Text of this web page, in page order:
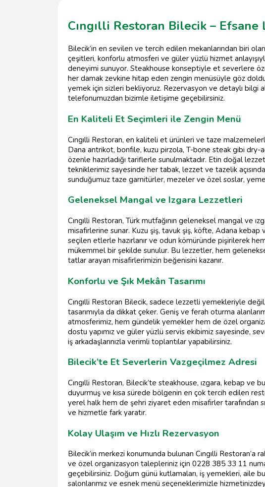
Cıngılli Restoran Bilecik – Efsane
Bilecik’in en sevilen ve tercih edilen mekanlarından biri
çeşitleri, konforlu atmosferi ve güler yüzlü hizmet
deneyimi sunuyor. Steakhouse konseptiyle et severlere
her damak zevkine hitap eden zengin menüsüyle göz
yemek için sizleri bekliyoruz. Rezervasyon ve detaylı bilgi
telefonumuzdan bizimle iletişime geçebilirsiniz.
En Kaliteli Et Seçimleri ile Zengin Menü
Cıngılli Restoran, en kaliteli et ürünleri ve taze
Dana antrikot, bonfile, kuzu pirzola, T-bone steak gibi
özenle hazırladığı tariflerle sunulmaktadır. Etin doğal
tekniklerimiz sayesinde her tabak, lezzet ve tazelik
sunduğumuz taze garnitürler, mezeler ve özel soslar,
Geleneksel Mangal ve Izgara Lezzetleri
Cıngılli Restoran, Türk mutfağının geleneksel mangal ve
misafirlerine sunar. Kuzu şiş, tavuk şiş, köfte, Adana kebap
seçilen etlerle hazırlanır ve odun kömüründe pişirilerek
mükemmel bir şekilde sunulur. Bu lezzetler, hem
tatlar arayan misafirlerimizin beğenisini kazanır.
Konforlu ve Şık Mekân Tasarımı
Cıngılli Restoran Bilecik, sadece lezzetli yemekleriyle
tasarımıyla da dikkat çeker. Geniş ve ferah oturma
atmosferimiz, hem gündelik yemekler hem de özel
dostu yapımız ve güler yüzlü servis ekibimiz sayesinde,
iş arkadaşlarınızla verimli toplantılar yapabilirsiniz.
Bilecik’te Et Severlerin Vazgeçilmez Adresi
Cıngılli Restoran, Bilecik’te steakhouse, ızgara, kebap ve
duyurmuş ve kısa sürede bölgenin en çok tercih edilen
yerel halk hem de şehri ziyaret eden misafirler tarafından
ve hizmetle fark yaratır.
Kolay Ulaşım ve Hızlı Rezervasyon
Bilecik’in merkezi konumunda bulunan Cıngılli Restoran’a
ve özel organizasyon talepleriniz için 0228 385 33 11
geçebilirsiniz. Doğum günü kutlamaları, iş yemekleri, aile
salonlarımız ve esnek menü seçeneklerimizle